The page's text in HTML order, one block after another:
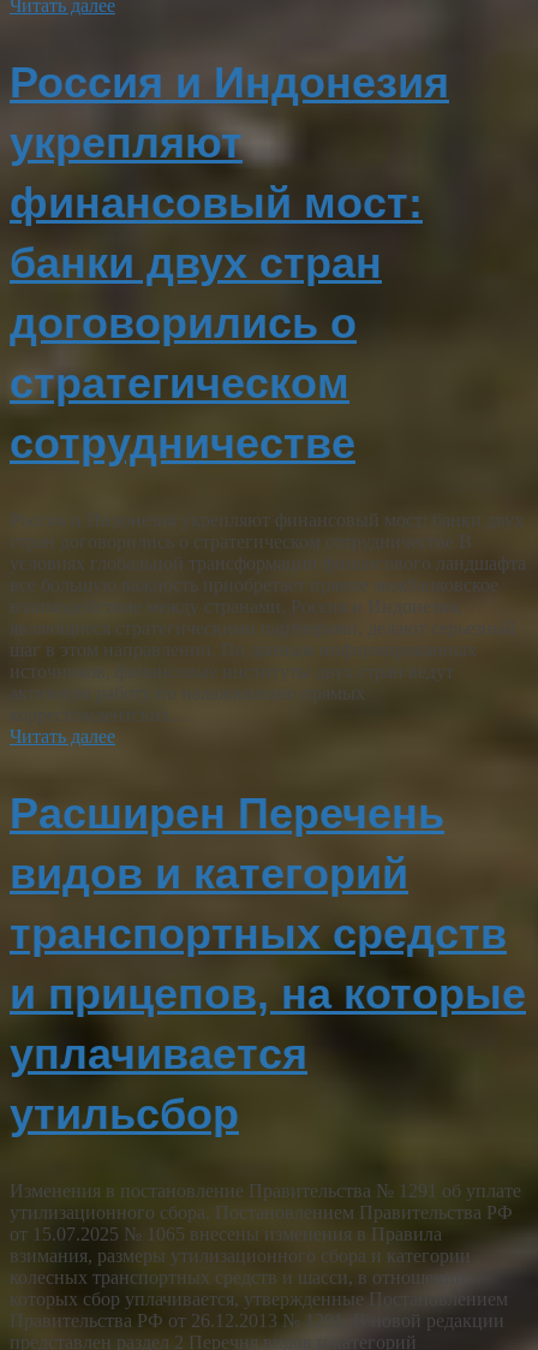
Читать далее
Россия и Индонезия
укрепляют
финансовый мост:
банки двух стран
договорились о
стратегическом
сотрудничестве
Россия и Индонезия укрепляют финансовый мост: банки двух
стран договорились о стратегическом сотрудничестве В
условиях глобальной трансформации финансового ландшафта
все большую важность приобретает прямое межбанковское
взаимодействие между странами. Россия и Индонезия,
являющиеся стратегическими партнерами, делают серьезный
шаг в этом направлении. По данным информированных
источников, финансовые институты двух стран ведут
активную работу по налаживанию прямых
корреспондентских…
Читать далее
Расширен Перечень
видов и категорий
транспортных средств
и прицепов, на которые
уплачивается
утильсбор
Изменения в постановление Правительства № 1291 об уплате
утилизационного сбора. Постановлением Правительства РФ
от 15.07.2025 № 1065 внесены изменения в Правила
взимания, размеры утилизационного сбора и категории
колесных транспортных средств и шасси, в отношении
которых сбор уплачивается, утвержденные Постановлением
Правительства РФ от 26.12.2013 № 1291. В новой редакции
представлен раздел 2 Перечня видов и категорий